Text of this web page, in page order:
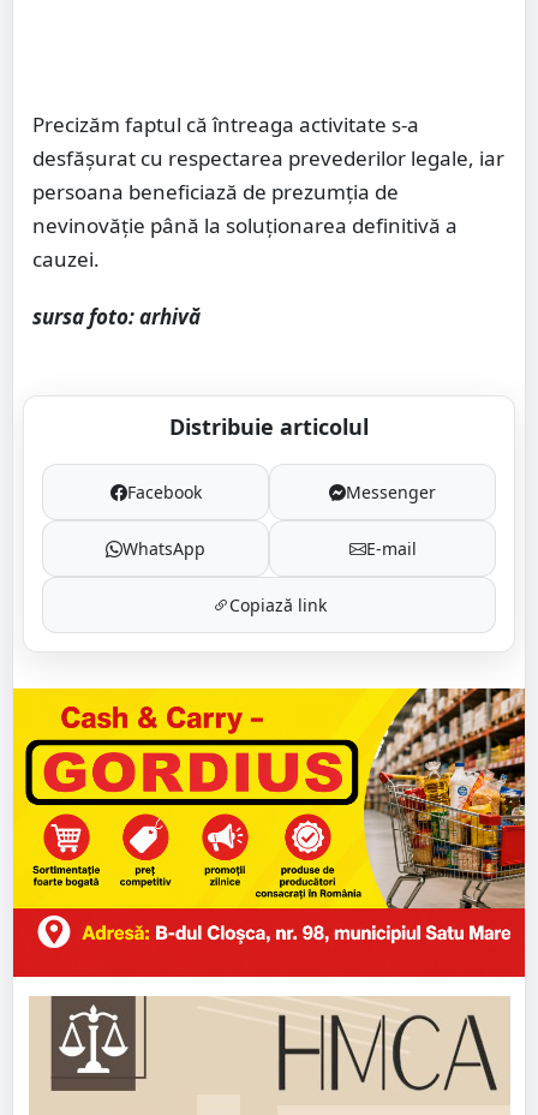
Precizăm faptul că întreaga activitate s-a
desfășurat cu respectarea prevederilor legale, iar
persoana beneficiază de prezumția de
nevinovăție până la soluționarea definitivă a
cauzei.
sursa foto: arhivă
Distribuie articolul
Facebook Messenger
WhatsApp E-mail
Copiază link